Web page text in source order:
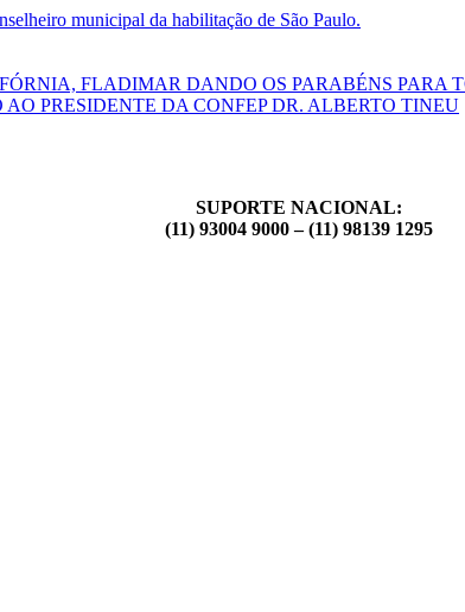
municipal da habilitação de São Paulo.
FLADIMAR DANDO OS PARABÉNS PARA
PRESIDENTE DA CONFEP DR. ALBERTO TINEU
SUPORTE NACIONAL:
(11) 93004 9000 – (11) 98139 1295